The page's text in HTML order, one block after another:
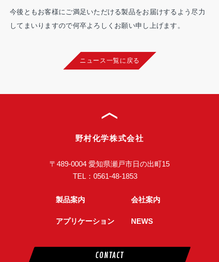
今後ともお客様にご満足いただける製品をお届けするよう尽力
してまいりますので何卒よろしくお願い申し上げます。
ニュース一覧に戻る
野村化学株式会社
〒489-0004 愛知県瀬戸市日の出町15
TEL： 0561-48-1853
製品案内 会社案内
アプリケーション NEWS
CONTACT